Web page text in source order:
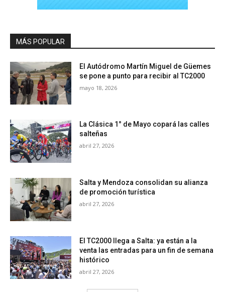
MÁS POPULAR
El Autódromo Martín Miguel de Güemes
se pone a punto para recibir al TC2000
mayo 18, 2026
La Clásica 1° de Mayo copará las calles
salteñas
abril 27, 2026
Salta y Mendoza consolidan su alianza
de promoción turística
abril 27, 2026
El TC2000 llega a Salta: ya están a la
venta las entradas para un fin de semana
histórico
abril 27, 2026